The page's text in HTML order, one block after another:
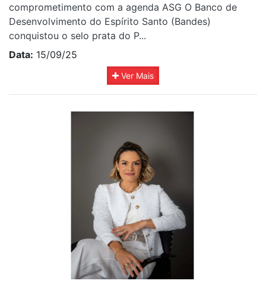
comprometimento com a agenda ASG O Banco de
Desenvolvimento do Espírito Santo (Bandes)
conquistou o selo prata do P...
Data: 15/09/25
Ver Mais